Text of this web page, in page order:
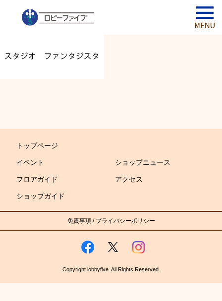
トップページ
イベント ショップニュース
フロアガイド アクセス
ショップガイド
免責事項/ プライバシーポリシー
Copyright lobbyfive. All Rights Reserved.